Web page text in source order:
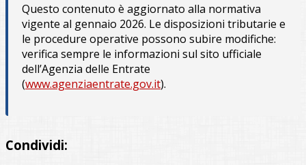
Questo contenuto è aggiornato alla normativa
vigente al gennaio 2026. Le disposizioni tributarie e
le procedure operative possono subire modifiche:
verifica sempre le informazioni sul sito ufficiale
dell’Agenzia delle Entrate
(www.agenziaentrate.gov.it).
Condividi: